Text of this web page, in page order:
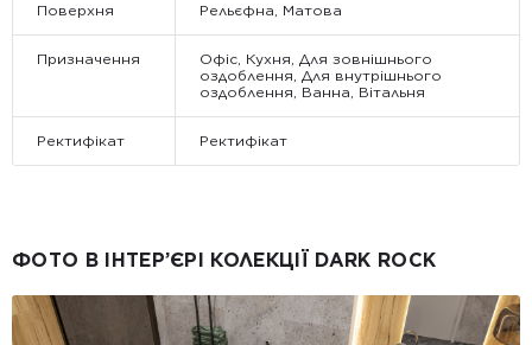
Поверхня Рельєфна, Матова
Призначення
Офіс, Кухня, Для зовнішнього
оздоблення, Для внутрішнього
оздоблення, Ванна, Вітальня
Ректифікат Ректифікат
ФОТО В ІНТЕР’ЄРІ КОЛЕКЦІЇ DARK ROCK